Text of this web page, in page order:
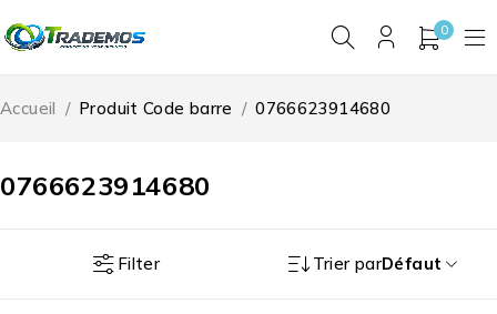
0
0766623914680
Accueil / Produit Code barre / 0766623914680
Filter Trier parDéfaut